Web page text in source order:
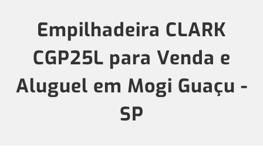
Empilhadeira CLARK
CGP25L para Venda e
Aluguel em Mogi Guaçu -
SP